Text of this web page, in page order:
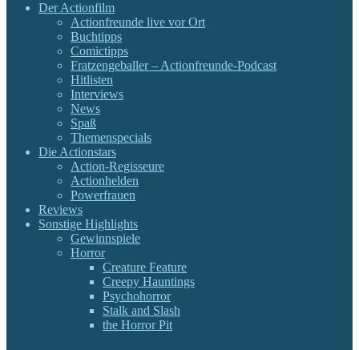
Der Actionfilm
Actionfreunde live vor Ort
Buchtipps
Comictipps
Fratzengeballer – Actionfreunde-Podcast
Hitlisten
Interviews
News
Spaß
Themenspecials
Die Actionstars
Action-Regisseure
Actionhelden
Powerfrauen
Reviews
Sonstige Highlights
Gewinnspiele
Horror
Creature Feature
Creepy Hauntings
Psychohorror
Stalk and Slash
the Horror Pit